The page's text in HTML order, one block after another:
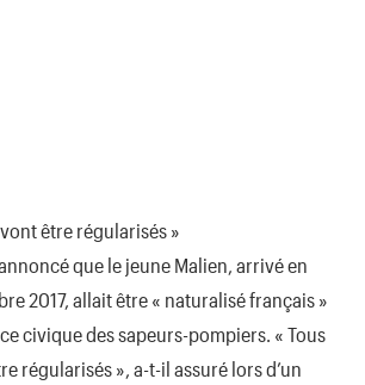
être régularisés »
que le jeune Malien, arrivé en
2017, allait être « naturalisé français »
civique des sapeurs-pompiers. « Tous
régularisés », a-t-il assuré lors d’un